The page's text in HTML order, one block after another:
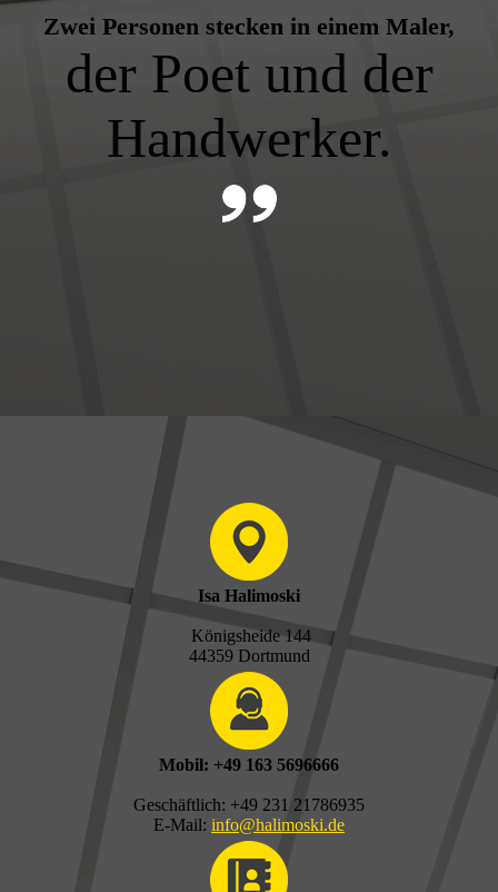
Zwei Personen stecken in einem Maler,
der Poet und der
Handwerker.
Isa Halimoski
Königsheide 144
44359 Dortmund
Mobil: +49 163 5696666
Geschäftlich: +49 231 21786935
E-Mail: info@halimoski.de